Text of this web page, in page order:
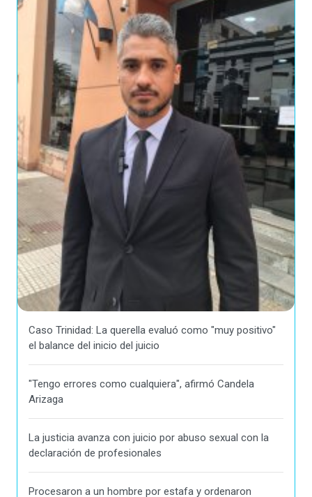
Caso Trinidad: La querella evaluó como "muy positivo"
el balance del inicio del juicio
"Tengo errores como cualquiera", afirmó Candela
Arizaga
La justicia avanza con juicio por abuso sexual con la
declaración de profesionales
Procesaron a un hombre por estafa y ordenaron